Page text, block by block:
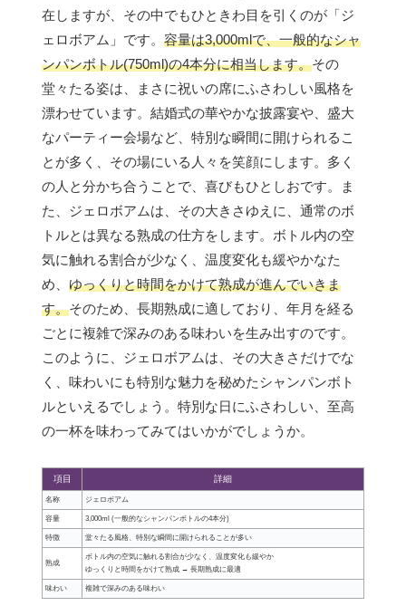
在しますが、その中でもひときわ目を引くのが「ジ
ェロボアム」です。 容量は3,000mlで、一般的なシャ
ンパンボトル(750ml)の4本分に相当します。その
堂々たる姿は、まさに祝いの席にふさわしい風格を
漂わせています。結婚式の華やかな披露宴や、盛大
なパーティー会場など、特別な瞬間に開けられるこ
とが多く、その場にいる人々を笑顔にします。多く
の人と分かち合うことで、喜びもひとしおです。ま
た、ジェロボアムは、その大きさゆえに、通常のボ
トルとは異なる熟成の仕方をします。ボトル内の空
気に触れる割合が少なく、温度変化も緩やかなた
め、 ゆっくりと時間をかけて熟成が進んでいきま
す。そのため、長期熟成に適しており、年月を経る
ごとに複雑で深みのある味わいを生み出すのです。
このように、ジェロボアムは、その大きさだけでな
く、味わいにも特別な魅力を秘めたシャンパンボト
ルといえるでしょう。特別な日にふさわしい、至高
の一杯を味わってみてはいかがでしょうか。
項目 詳細
名称 ジェロボアム
容量 3,000ml (一般的なシャンパンボトルの4本分)
特徴 堂々たる風格、特別な瞬間に開けられることが多い
熟成
ボトル内の空気に触れる割合が少なく、温度変化も緩やか
ゆっくりと時間をかけて熟成 → 長期熟成に最適
味わい 複雑で深みのある味わい